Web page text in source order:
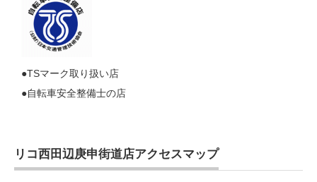
●TSマーク取り扱い店
●自転車安全整備士の店
リコ西田辺庚申街道店アクセスマップ